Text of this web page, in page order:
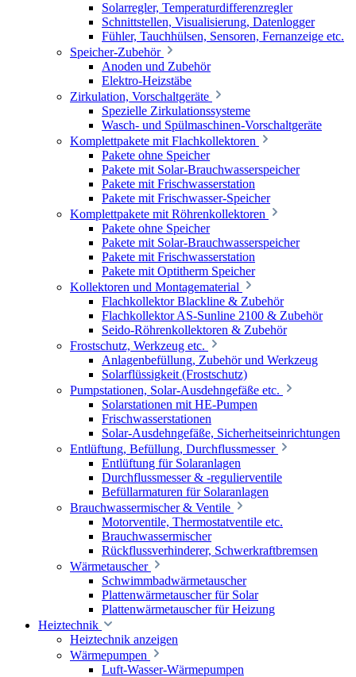
Solarregler, Temperaturdifferenzregler
Schnittstellen, Visualisierung, Datenlogger
Fühler, Tauchhülsen, Sensoren, Fernanzeige etc.
Speicher-Zubehör
Anoden und Zubehör
Elektro-Heizstäbe
Zirkulation, Vorschaltgeräte
Spezielle Zirkulationssysteme
Wasch- und Spülmaschinen-Vorschaltgeräte
Komplettpakete mit Flachkollektoren
Pakete ohne Speicher
Pakete mit Solar-Brauchwasserspeicher
Pakete mit Frischwasserstation
Pakete mit Frischwasser-Speicher
Komplettpakete mit Röhrenkollektoren
Pakete ohne Speicher
Pakete mit Solar-Brauchwasserspeicher
Pakete mit Frischwasserstation
Pakete mit Optitherm Speicher
Kollektoren und Montagematerial
Flachkollektor Blackline & Zubehör
Flachkollektor AS-Sunline 2100 & Zubehör
Seido-Röhrenkollektoren & Zubehör
Frostschutz, Werkzeug etc.
Anlagenbefüllung, Zubehör und Werkzeug
Solarflüssigkeit (Frostschutz)
Pumpstationen, Solar-Ausdehngefäße etc.
Solarstationen mit HE-Pumpen
Frischwasserstationen
Solar-Ausdehngefäße, Sicherheitseinrichtungen
Entlüftung, Befüllung, Durchflussmesser
Entlüftung für Solaranlagen
Durchflussmesser & -regulierventile
Befüllarmaturen für Solaranlagen
Brauchwassermischer & Ventile
Motorventile, Thermostatventile etc.
Brauchwassermischer
Rückflussverhinderer, Schwerkraftbremsen
Wärmetauscher
Schwimmbadwärmetauscher
Plattenwärmetauscher für Solar
Plattenwärmetauscher für Heizung
Heiztechnik
Heiztechnik anzeigen
Wärmepumpen
Luft-Wasser-Wärmepumpen